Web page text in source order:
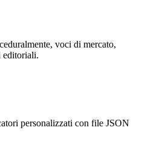
voci di mercato,
editoriali.
personalizzati con file JSON